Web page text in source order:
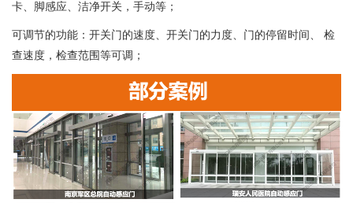
卡、脚感应、洁净开关，手动等；
可调节的功能：开关门的速度、开关门的力度、门的停留时间、 检
查速度，检查范围等可调；